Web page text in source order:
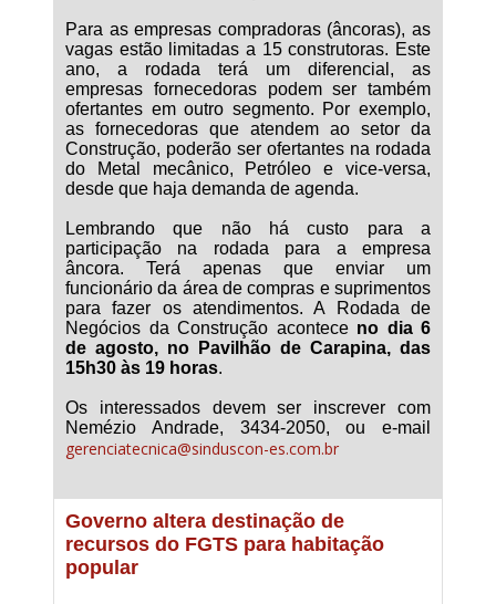
Para as empresas compradoras (âncoras), as
vagas estão limitadas a 15 construtoras. Este
ano, a rodada terá um diferencial, as
empresas fornecedoras podem ser também
ofertantes em outro segmento. Por exemplo,
as fornecedoras que atendem ao setor da
Construção, poderão ser ofertantes na rodada
do Metal mecânico, Petróleo e vice-versa,
desde que haja demanda de agenda.
Lembrando que não há custo para a
participação na rodada para a empresa
âncora. Terá apenas que enviar um
funcionário da área de compras e suprimentos
para fazer os atendimentos. A Rodada de
Negócios da Construção acontece no dia 6
de agosto, no Pavilhão de Carapina, das
15h30 às 19 horas.
Os interessados devem ser inscrever com
Nemézio Andrade, 3434-2050, ou e-mail
gerenciatecnica@sinduscon-es.com.br
Governo altera destinação de
recursos do FGTS para habitação
popular